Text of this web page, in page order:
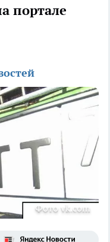
портале
Фото vk.com